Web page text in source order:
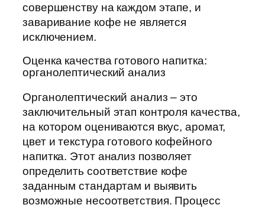
совершенству на каждом этапе, и
заваривание кофе не является
исключением.
Оценка качества готового напитка:
органолептический анализ
Органолептический анализ – это
заключительный этап контроля качества,
на котором оцениваются вкус, аромат,
цвет и текстура готового кофейного
напитка. Этот анализ позволяет
определить соответствие кофе
заданным стандартам и выявить
возможные несоответствия. Процесс